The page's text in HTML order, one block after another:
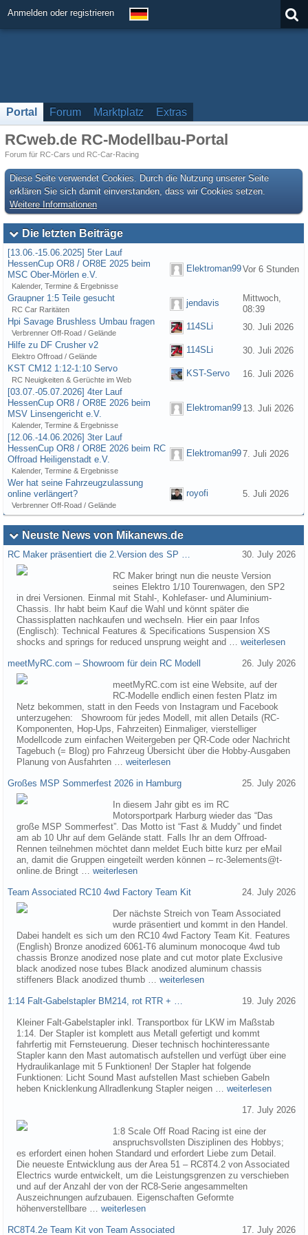
Anmelden oder registrieren
Portal Forum Marktplatz Extras
RCweb.de RC-Modellbau-Portal
Forum für RC-Cars und RC-Car-Racing
Diese Seite verwendet Cookies. Durch die Nutzung unserer Seite
erklären Sie sich damit einverstanden, dass wir Cookies setzen.
Weitere Informationen
Die letzten Beiträge
[13.06.-15.06.2025] 5ter Lauf
HessenCup OR8 / OR8E 2025 beim
MSC Ober-Mörlen e.V.
Kalender, Termine & Ergebnisse
Elektroman99Vor 6 Stunden
Graupner 1:5 Teile gesucht
RC Car Raritäten
jendavis
Mittwoch,
08:39
Hpi Savage Brushless Umbau fragen
Verbrenner Off-Road / Gelände
114SLi
30. Juli 2026
Hilfe zu DF Crusher v2
Elektro Offroad / Gelände
114SLi
30. Juli 2026
KST CM12 1:12-1:10 Servo
RC Neuigkeiten & Gerüchte im Web
KST-Servo
16. Juli 2026
[03.07.-05.07.2026] 4ter Lauf
HessenCup OR8 / OR8E 2026 beim
MSV Linsengericht e.V.
Kalender, Termine & Ergebnisse
Elektroman99 13. Juli 2026
[12.06.-14.06.2026] 3ter Lauf
HessenCup OR8 / OR8E 2026 beim RC
Offroad Heiligenstadt e.V.
Kalender, Termine & Ergebnisse
Elektroman997. Juli 2026
Wer hat seine Fahrzeugzulassung
online verlängert?
Verbrenner Off-Road / Gelände
royofi 5. Juli 2026
Neuste News von Mikanews.de
RC Maker präsentiert die 2.Version des SP … 30. July 2026
RC Maker bringt nun die neuste Version
seines Elektro 1/10 Tourenwagen, den SP2
in drei Versionen. Einmal mit Stahl-, Kohlefaser- und Aluminium-
Chassis. Ihr habt beim Kauf die Wahl und könnt später die
Chassisplatten nachkaufen und wechseln. Hier ein paar Infos
(Englisch): Technical Features & Specifications Suspension XS
shocks and springs for reduced unsprung weight and … weiterlesen
meetMyRC.com – Showroom für dein RC Modell 26. July 2026
meetMyRC.com ist eine Website, auf der
RC-Modelle endlich einen festen Platz im
Netz bekommen, statt in den Feeds von Instagram und Facebook
unterzugehen: Showroom für jedes Modell, mit allen Details (RC-
Komponenten, Hop-Ups, Fahrzeiten) Einmaliger, vierstelliger
Modellcode zum einfachen Weitergeben per QR-Code oder Nachricht
Tagebuch (= Blog) pro Fahrzeug Übersicht über die Hobby-Ausgaben
Planung von Ausfahrten … weiterlesen
Großes MSP Sommerfest 2026 in Hamburg 25. July 2026
In diesem Jahr gibt es im RC
Motorsportpark Harburg wieder das “Das
große MSP Sommerfest”. Das Motto ist “Fast & Muddy” und findet
am ab 10 Uhr auf dem Gelände statt. Falls Ihr an dem Offroad-
Rennen teilnehmen möchtet dann meldet Euch bitte kurz per eMail
an, damit die Gruppen eingeteilt werden können – rc-3elements@t-
online.de Bringt … weiterlesen
Team Associated RC10 4wd Factory Team Kit 24. July 2026
Der nächste Streich von Team Associated
wurde präsentiert und kommt in den Handel.
Dabei handelt es sich um den RC10 4wd Factory Team Kit. Features
(English) Bronze anodized 6061-T6 aluminum monocoque 4wd tub
chassis Bronze anodized nose plate and cut motor plate Exclusive
black anodized nose tubes Black anodized aluminum chassis
stiffeners Black anodized thumb … weiterlesen
1:14 Falt-Gabelstapler BM214, rot RTR + … 19. July 2026
Kleiner Falt-Gabelstapler inkl. Transportbox für LKW im Maßstab
1:14. Der Stapler ist komplett aus Metall gefertigt und kommt
fahrfertig mit Fernsteuerung. Dieser technisch hochinteressante
Stapler kann den Mast automatisch aufstellen und verfügt über eine
Hydraulikanlage mit 5 Funktionen! Der Stapler hat folgende
Funktionen: Licht Sound Mast aufstellen Mast schieben Gabeln
heben Knicklenkung Allradlenkung Stapler neigen … weiterlesen
17. July 2026
1:8 Scale Off Road Racing ist eine der
anspruchsvollsten Disziplinen des Hobbys;
es erfordert einen hohen Standard und erfordert Liebe zum Detail.
Die neueste Entwicklung aus der Area 51 – RC8T4.2 von Associated
Electrics wurde entwickelt, um die Leistungsgrenzen zu verschieben
und auf der Anzahl der von der RC8-Serie angesammelten
Auszeichnungen aufzubauen. Eigenschaften Geformte
höhenverstellbare … weiterlesen
RC8T4.2e Team Kit von Team Associated 17. July 2026